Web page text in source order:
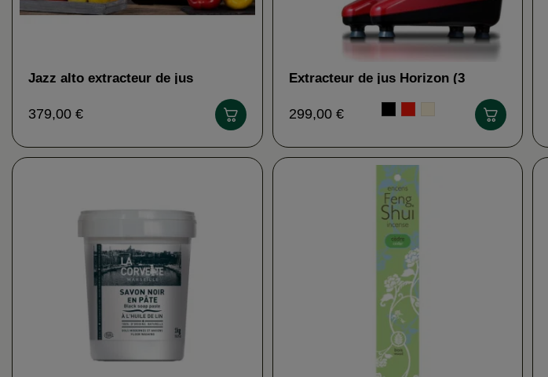
Jazz alto extracteur de jus
379,00 €
Extracteur de jus Horizon (3
299,00 €